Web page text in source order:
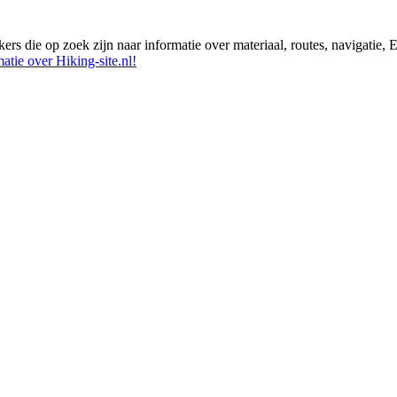
die op zoek zijn naar informatie over materiaal, routes,
over Hiking-site.nl!